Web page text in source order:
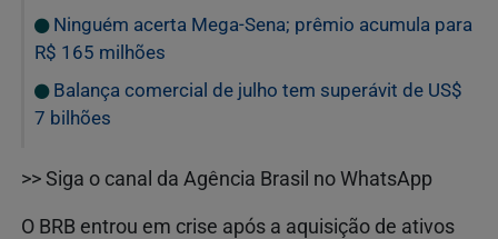
Ninguém acerta Mega-Sena; prêmio acumula para
R$ 165 milhões
Balança comercial de julho tem superávit de US$
7 bilhões
>> Siga o canal da Agência Brasil no WhatsApp
O BRB entrou em crise após a aquisição de ativos